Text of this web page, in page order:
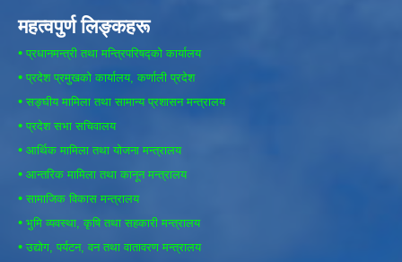
महत्वपुर्ण लिङ्कहरू
• प्रधानमन्त्री तथा मन्त्रिपरिषद्को कार्यालय
• प्रदेश प्रमुखको कार्यालय, कर्णाली प्रदेश
• सङ्घीय मामिला तथा सामान्य प्रशासन मन्त्रालय
• प्रदेश सभा सचिवालय
• आर्थिक मामिला तथा योजना मन्त्रालय
• आन्तरिक मामिला तथा कानून मन्त्रालय
• सामाजिक विकास मन्त्रालय
• भुमि व्यवस्था, कृषि तथा सहकारी मन्त्रालय
• उद्योग, पर्यटन, वन तथा वातावरण मन्त्रालय